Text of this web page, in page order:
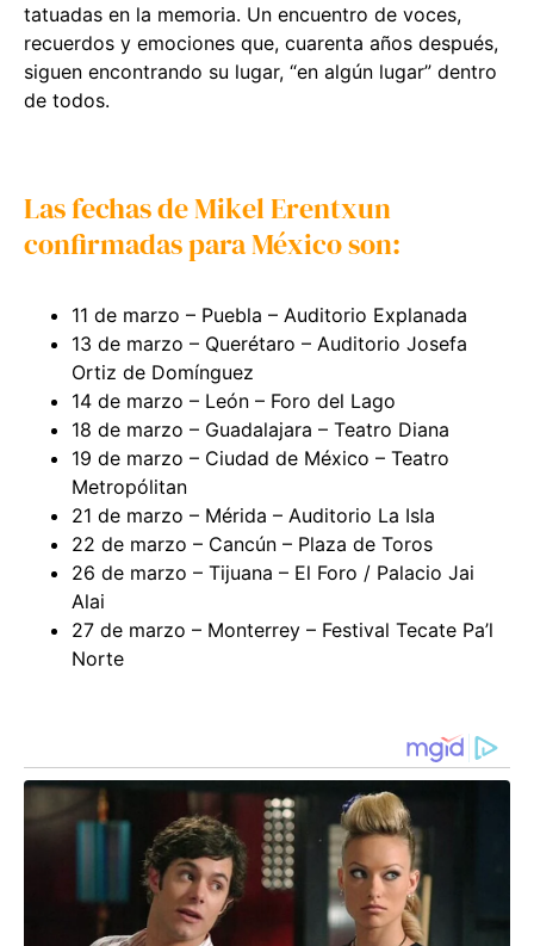
tatuadas en la memoria. Un encuentro de voces,
recuerdos y emociones que, cuarenta años después,
siguen encontrando su lugar, “en algún lugar” dentro
de todos.
Las fechas de Mikel Erentxun
confirmadas para México son:
11 de marzo – Puebla – Auditorio Explanada
13 de marzo – Querétaro – Auditorio Josefa
Ortiz de Domínguez
14 de marzo – León – Foro del Lago
18 de marzo – Guadalajara – Teatro Diana
19 de marzo – Ciudad de México – Teatro
Metropólitan
21 de marzo – Mérida – Auditorio La Isla
22 de marzo – Cancún – Plaza de Toros
26 de marzo – Tijuana – El Foro / Palacio Jai
Alai
27 de marzo – Monterrey – Festival Tecate Pa’l
Norte